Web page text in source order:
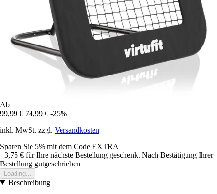
Ab
99,99 € 74,99 € -25%
inkl. MwSt. zzgl. Versandkosten
Sparen Sie 5% mit dem Code EXTRA
+3,75 € für Ihre nächste Bestellung geschenkt Nach Bestätigung Ihrer
Bestellung gutgeschrieben
Loading...
Beschreibung